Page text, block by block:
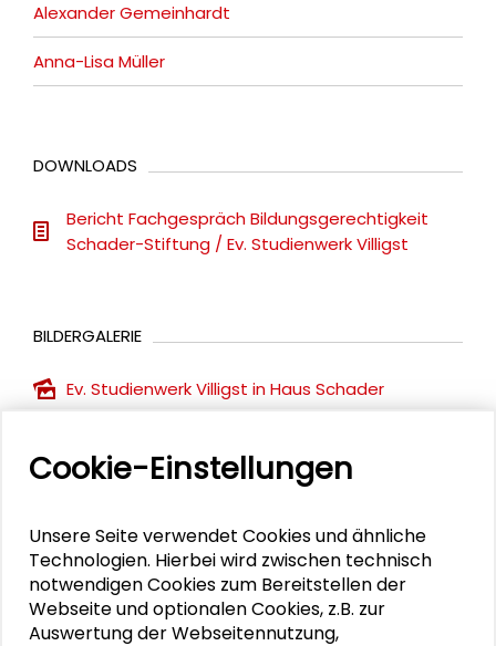
Alexander Gemeinhardt
Anna-Lisa Müller
DOWNLOADS
Bericht Fachgespräch Bildungsgerechtigkeit
Schader-Stiftung / Ev. Studienwerk Villigst
BILDERGALERIE
Ev. Studienwerk Villigst in Haus Schader
PUBLIKATIONEN
Die Lehrgestalt der Soziologie in anderen
Studiengängen
Cookie-Einstellungen
Unsere Seite verwendet Cookies und ähnliche
Technologien. Hierbei wird zwischen technisch
notwendigen Cookies zum Bereitstellen der
Webseite und optionalen Cookies, z.B. zur
Auswertung der Webseitennutzung,